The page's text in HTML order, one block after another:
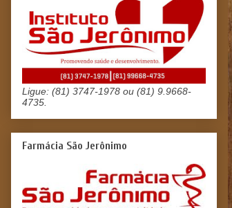
Ligue: (81) 3747-1978 ou (81) 9.9668-
4735.
Farmácia São Jerônimo